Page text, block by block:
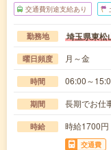
交通費別途支給あり
勤務地 埼玉県東松
曜日頻度 月～金
時間 06:00～
期間 長期でお仕
時給 時給1700円
交通費